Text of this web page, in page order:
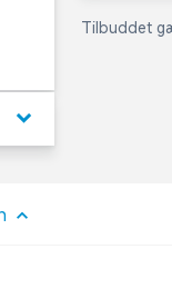
keyboard_arrow_down
Tilbuddet